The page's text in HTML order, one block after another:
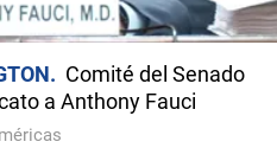
Comité del Senado
a Anthony Fauci